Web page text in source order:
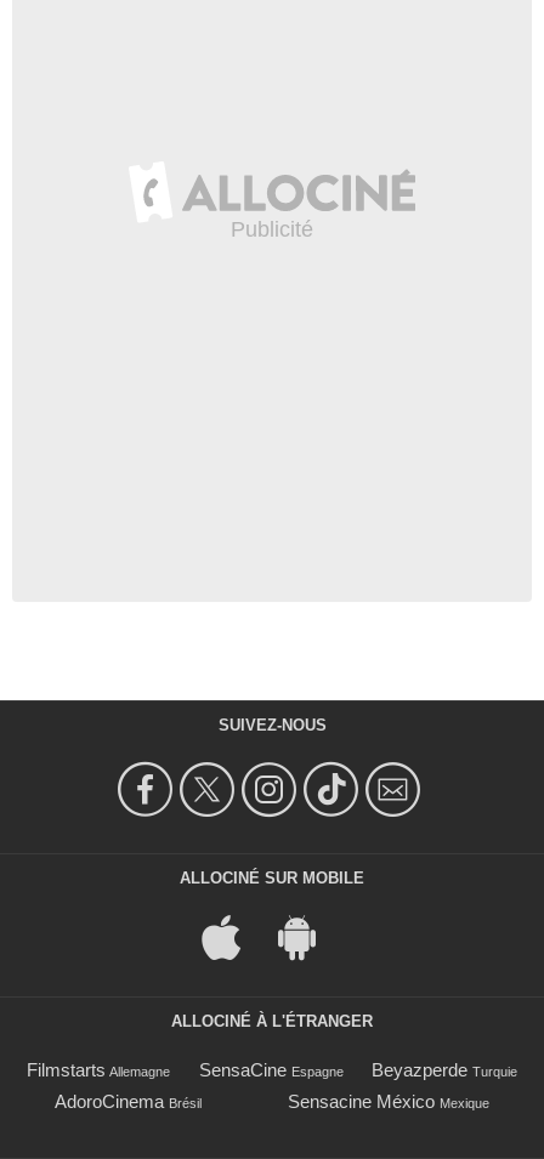
SUIVEZ-NOUS
ALLOCINÉ SUR MOBILE
ALLOCINÉ À L'ÉTRANGER
Filmstarts Allemagne SensaCine Espagne Beyazperde Turquie
AdoroCinema Brésil Sensacine México Mexique